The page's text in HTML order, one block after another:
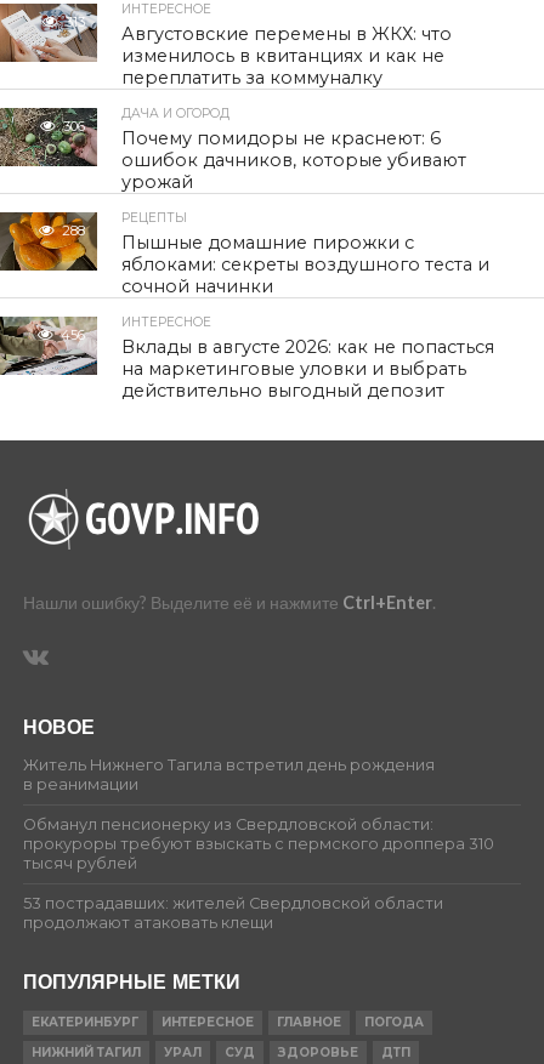
313
ИНТЕРЕСНОЕ
Августовские перемены в ЖКХ: что
изменилось в квитанциях и как не
переплатить за коммуналку
306
ДАЧА И ОГОРОД
Почему помидоры не краснеют: 6
ошибок дачников, которые убивают
урожай
288
РЕЦЕПТЫ
Пышные домашние пирожки с
яблоками: секреты воздушного теста и
сочной начинки
456
ИНТЕРЕСНОЕ
Вклады в августе 2026: как не попасться
на маркетинговые уловки и выбрать
действительно выгодный депозит
Нашли ошибку? Выделите её и нажмите Ctrl+Enter.
НОВОЕ
Житель Нижнего Тагила встретил день рождения
в реанимации
Обманул пенсионерку из Свердловской области:
прокуроры требуют взыскать с пермского дроппера 310
тысяч рублей
53 пострадавших: жителей Свердловской области
продолжают атаковать клещи
ПОПУЛЯРНЫЕ МЕТКИ
ЕКАТЕРИНБУРГ ИНТЕРЕСНОЕ ГЛАВНОЕ
ПОГОДА
НИЖНИЙ ТАГИЛ
УРАЛ СУД ЗДОРОВЬЕ ДТП